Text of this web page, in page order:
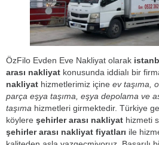
ÖzFilo Evden Eve Nakliyat olarak
arası nakliyat konusunda iddialı bir
nakliyat hizmetlerimiz içine ev taşıma,
parça eşya taşıma, eşya depolama ve
taşıma hizmetleri girmektedir. Türkiye
köylere şehirler arası nakliyat hizmeti
şehirler arası nakliyat fiyatları ile